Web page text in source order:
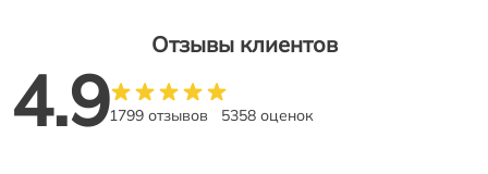
Отзывы клиентов
4.91799 отзывов 5358 оценок